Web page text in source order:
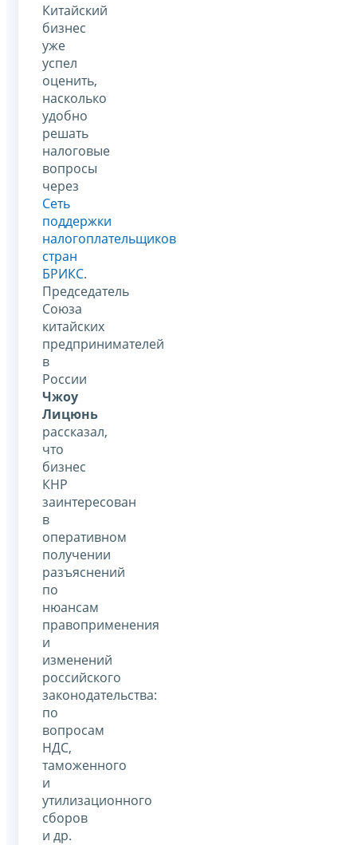
Китайский
бизнес
уже
успел
оценить,
насколько
удобно
решать
налоговые
вопросы
через
Сеть
поддержки
налогоплательщиков
стран
БРИКС.
Председатель
Союза
китайских
предпринимателей
в
России
Чжоу
Лицюнь
рассказал,
что
бизнес
КНР
заинтересован
в
оперативном
получении
разъяснений
по
нюансам
правоприменения
и
изменений
российского
законодательства:
по
вопросам
НДС,
таможенного
и
утилизационного
сборов
и др.